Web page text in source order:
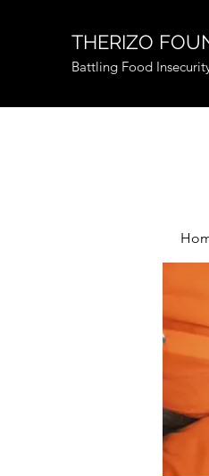
THERIZO
Battling Food